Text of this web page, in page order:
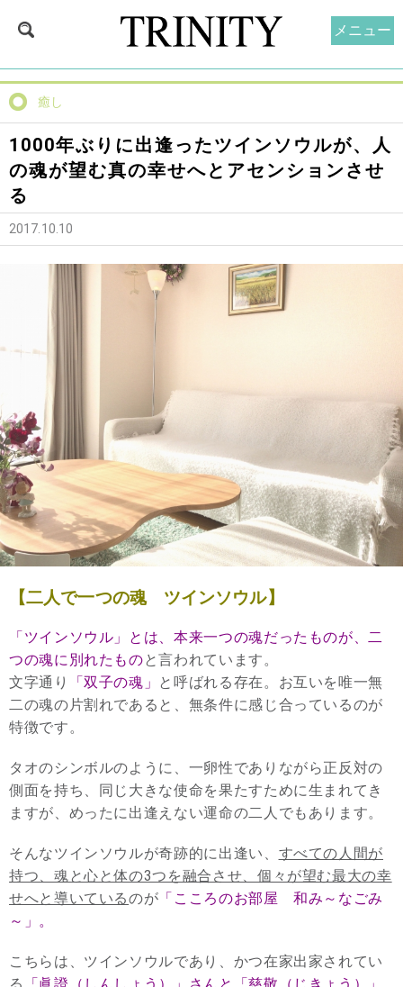
癒し
1000年ぶりに出逢ったツインソウルが、人
の魂が望む真の幸せへとアセンションさせ
る
2017.10.10
【二人で一つの魂 ツインソウル】
「ツインソウル」とは、本来一つの魂だったものが、二
つの魂に別れたものと言われています。
文字通り
「双子の魂」 と呼ばれる存在。お互いを唯一無
二の魂の片割れであると、無条件に感じ合っているのが
特徴です。
タオのシンボルのように、一卵性でありながら正反対の
側面を持ち、同じ大きな使命を果たすために生まれてき
ますが、めったに出逢えない運命の二人でもあります。
そんなツインソウルが奇跡的に出逢い、 すべての人間が
持つ、魂と心と体の3つを融合させ、個々が望む最大の幸
せへと導いているのが 「こころのお部屋 和み～なごみ
～」。
こちらは、ツインソウルであり、かつ在家出家されてい
メニュー